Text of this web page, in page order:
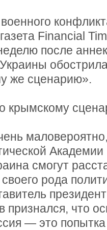
Financial
после
же сценарию».
крымскому
смогут
рода
признался, что
— это